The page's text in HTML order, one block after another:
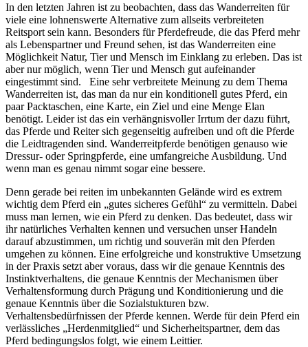
In den letzten Jahren ist zu beobachten, dass das Wanderreiten für
viele eine lohnenswerte Alternative zum allseits verbreiteten
Reitsport sein kann. Besonders für Pferdefreude, die das Pferd mehr
als Lebenspartner und Freund sehen, ist das Wanderreiten eine
Möglichkeit Natur, Tier und Mensch im Einklang zu erleben. Das ist
aber nur möglich, wenn Tier und Mensch gut aufeinander
eingestimmt sind. Eine sehr verbreitete Meinung zu dem Thema
Wanderreiten ist, das man da nur ein konditionell gutes Pferd, ein
paar Packtaschen, eine Karte, ein Ziel und eine Menge Elan
benötigt. Leider ist das ein verhängnisvoller Irrtum der dazu führt,
das Pferde und Reiter sich gegenseitig aufreiben und oft die Pferde
die Leidtragenden sind. Wanderreitpferde benötigen genauso wie
Dressur- oder Springpferde, eine umfangreiche Ausbildung. Und
wenn man es genau nimmt sogar eine bessere.
Denn gerade bei reiten im unbekannten Gelände wird es extrem
wichtig dem Pferd ein „gutes sicheres Gefühl“ zu vermitteln. Dabei
muss man lernen, wie ein Pferd zu denken. Das bedeutet, dass wir
ihr natürliches Verhalten kennen und versuchen unser Handeln
darauf abzustimmen, um richtig und souverän mit den Pferden
umgehen zu können. Eine erfolgreiche und konstruktive Umsetzung
in der Praxis setzt aber voraus, dass wir die genaue Kenntnis des
Instinktverhaltens, die genaue Kenntnis der Mechanismen über
Verhaltensformung durch Prägung und Konditionierung und die
genaue Kenntnis über die Sozialstukturen bzw.
Verhaltensbedürfnissen der Pferde kennen. Werde für dein Pferd ein
verlässliches „Herdenmitglied“ und Sicherheitspartner, dem das
Pferd bedingungslos folgt, wie einem Leittier.